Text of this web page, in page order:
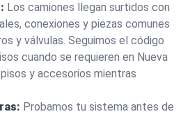
Los camiones llegan surtidos con
conexiones y piezas comunes
y válvulas. Seguimos el código
cuando se requieren en Nueva
y accesorios mientras
Probamos tu sistema antes de